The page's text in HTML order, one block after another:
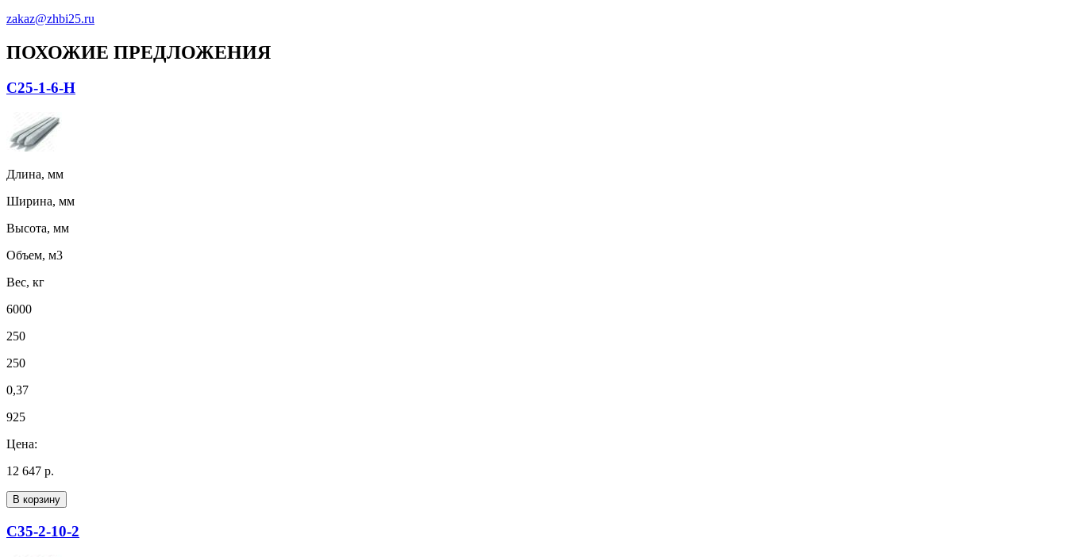
zakaz@zhbi25.ru
ПОХОЖИЕ ПРЕДЛОЖЕНИЯ
С25-1-6-Н
Длина, мм
Ширина, мм
Высота, мм
Объем, м3
Вес, кг
6000
250
250
0,37
925
Цена:
12 647 р.
В корзину
С35-2-10-2